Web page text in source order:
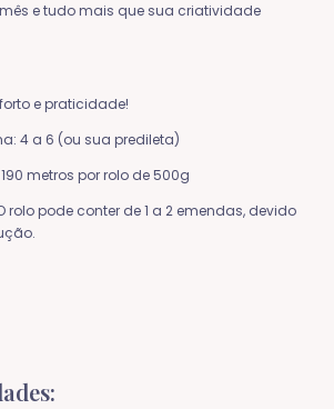
e tudo mais que sua criatividade
e praticidade!
4 a 6 (ou sua predileta)
metros por rolo de 500g
rolo pode conter de 1 a 2 emendas, devido